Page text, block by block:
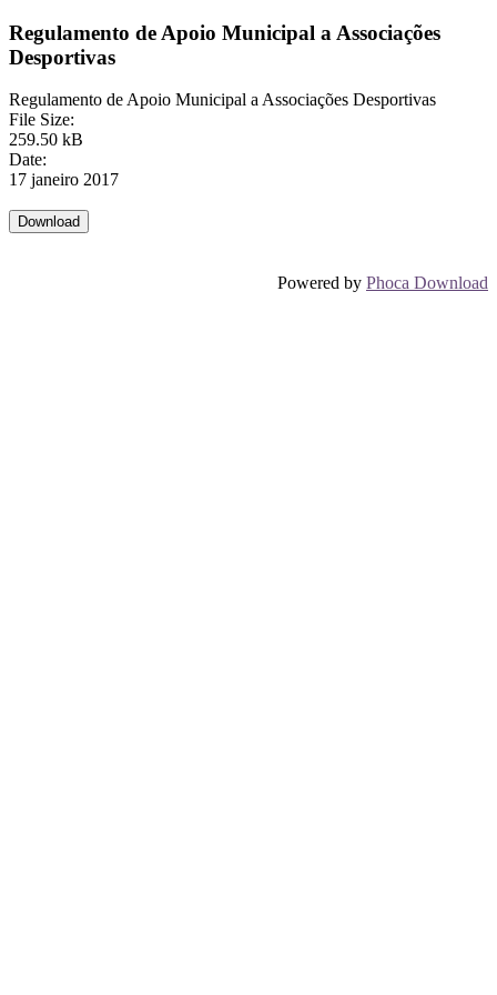
Regulamento de Apoio Municipal a Associações
Desportivas
Regulamento de Apoio Municipal a Associações Desportivas
File Size:
259.50 kB
Date:
17 janeiro 2017
Powered by Phoca Download